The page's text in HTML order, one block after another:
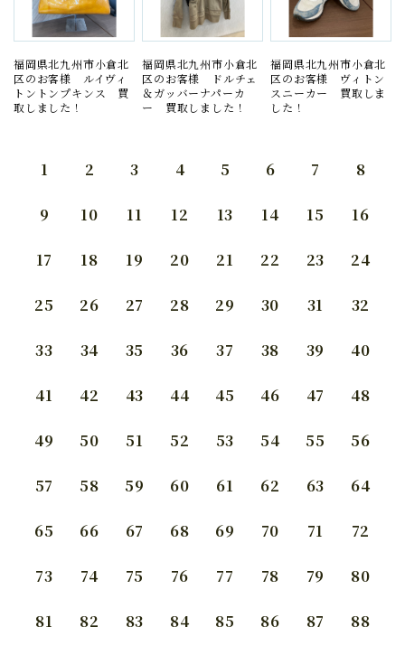
福岡県北九州市小倉北
区のお客様 ルイヴィ
トントンプキンス 買
取しました！
福岡県北九州市小倉北
区のお客様 ドルチェ
＆ガッバーナパーカ
ー 買取しました！
福岡県北九州市小倉北
区のお客様 ヴィトン
スニーカー 買取しま
した！
1 2 3 4 5 6 7 8
9 10 11 12 13 14 15 16
17 18 19 20 21 22 23 24
25 26 27 28 29 30 31 32
33 34 35 36 37 38 39 40
41 42 43 44 45 46 47 48
49 50 51 52 53 54 55 56
57 58 59 60 61 62 63 64
65 66 67 68 69 70 71 72
73 74 75 76 77 78 79 80
81 82 83 84 85 86 87 88